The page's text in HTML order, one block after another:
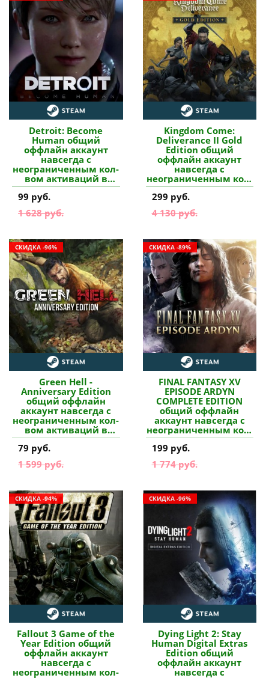
Detroit: Become
Human общий
оффлайн аккаунт
навсегда с
неограниченным кол-
вом активаций в
Steam купить
99 руб.
1 628 руб.
Kingdom Come:
Deliverance II Gold
Edition общий
оффлайн аккаунт
навсегда с
неограниченным кол-
вом активаций в
Steam купить
299 руб.
4 130 руб.
СКИДКА -96%
Green Hell -
Anniversary Edition
общий оффлайн
аккаунт навсегда с
неограниченным кол-
вом активаций в
Steam купить
79 руб.
1 599 руб.
СКИДКА -89%
FINAL FANTASY XV
EPISODE ARDYN
COMPLETE EDITION
общий оффлайн
аккаунт навсегда с
неограниченным кол-
вом активаций в
Steam купить
199 руб.
1 774 руб.
СКИДКА -94%
Fallout 3 Game of the
Year Edition общий
оффлайн аккаунт
навсегда с
неограниченным кол-
СКИДКА -96%
Dying Light 2: Stay
Human Digital Extras
Edition общий
оффлайн аккаунт
навсегда с